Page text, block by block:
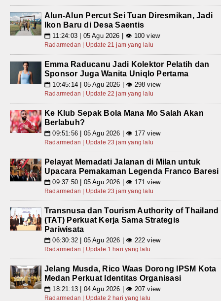
Alun-Alun Percut Sei Tuan Diresmikan, Jadi
Ikon Baru di Desa Saentis
📅 11:24:03 | 05 Agu 2026 | 👁 100 view
Radarmedan | Update 21 jam yang lalu
Emma Raducanu Jadi Kolektor Pelatih dan
Sponsor Juga Wanita Uniqlo Pertama
📅 10:45:14 | 05 Agu 2026 | 👁 298 view
Radarmedan | Update 22 jam yang lalu
Ke Klub Sepak Bola Mana Mo Salah Akan
Berlabuh?
📅 09:51:56 | 05 Agu 2026 | 👁 177 view
Radarmedan | Update 23 jam yang lalu
Pelayat Memadati Jalanan di Milan untuk
Upacara Pemakaman Legenda Franco Baresi
📅 09:37:50 | 05 Agu 2026 | 👁 171 view
Radarmedan | Update 23 jam yang lalu
Transnusa dan Tourism Authority of Thailand
(TAT) Perkuat Kerja Sama Strategis
Pariwisata
📅 06:30:32 | 05 Agu 2026 | 👁 222 view
Radarmedan | Update 1 hari yang lalu
Jelang Musda, Rico Waas Dorong IPSM Kota
Medan Perkuat Identitas Organisasi
📅 18:21:13 | 04 Agu 2026 | 👁 207 view
Radarmedan | Update 2 hari yang lalu